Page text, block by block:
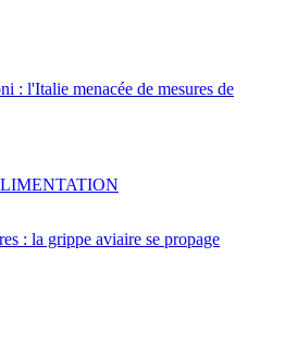
: l'Italie menacée de mesures de
: la grippe aviaire se propage